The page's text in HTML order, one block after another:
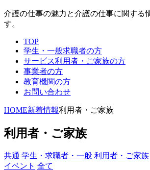
介護の仕事の魅力と介護の仕事に関する
す。
TOP
学生・一般求職者の方
サービス利用者・ご家族の方
事業者の方
教育機関の方
お問い合わせ
HOME新着情報利用者・ご家族
利用者・ご家族
共通 学生・求職者・一般 利用者・ご家族
イベント 全て